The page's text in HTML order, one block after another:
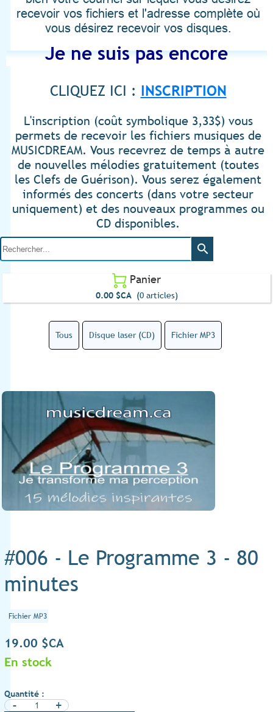
recevoir vos fichiers et l'adresse complète où
vous désirez recevoir vos disques.
Je ne suis pas encore
CLIQUEZ ICI : INSCRIPTION
L'inscription (coût symbolique 3,33$) vous
permets de recevoir les fichiers musiques de
MUSICDREAM. Vous recevrez de temps à autre
de nouvelles mélodies gratuitement (toutes
les Clefs de Guérison). Vous serez également
informés des concerts (dans votre secteur
uniquement) et des nouveaux programmes ou
CD disponibles.
search
 Panier
0.00 $CA (0 articles)
Tous Disque laser (CD) Fichier MP3
#006 - Le Programme 3 - 80
minutes
Fichier MP3
19.00 $CA
En stock
Quantité :
- +